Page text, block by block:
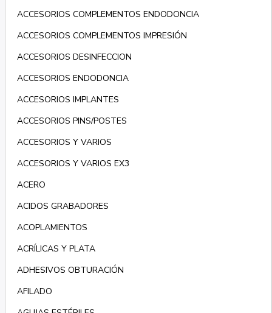
ACCESORIOS COMPLEMENTOS ENDODONCIA
ACCESORIOS COMPLEMENTOS IMPRESIÓN
ACCESORIOS DESINFECCION
ACCESORIOS ENDODONCIA
ACCESORIOS IMPLANTES
ACCESORIOS PINS/POSTES
ACCESORIOS Y VARIOS
ACCESORIOS Y VARIOS EX3
ACERO
ACIDOS GRABADORES
ACOPLAMIENTOS
ACRÍLICAS Y PLATA
ADHESIVOS OBTURACIÓN
AFILADO